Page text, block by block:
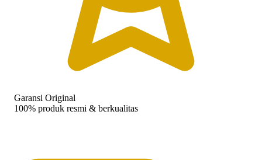
Garansi Original
100% produk resmi & berkualitas